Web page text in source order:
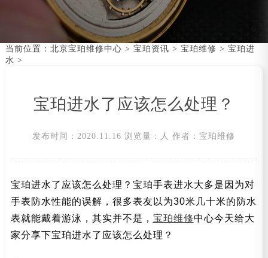
当前位置： 北京宝珀维修中心 > 宝珀资讯 > 宝珀维修 > 宝珀进
水 >
宝珀进水了应该怎么处理？
发布时间：2020.11.16 浏览量： 人 作者：宝珀维修
宝珀进水了应该怎么处理？宝珀手表进水大多是因为对
手表防水性能的误解，很多表友以为30米几十米的防水
表就能戴着游泳，其实并不是， 宝珀维修中心今天给大
家分享下宝珀进水了应该怎么处理？